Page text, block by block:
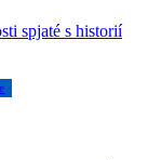
spjaté s historií